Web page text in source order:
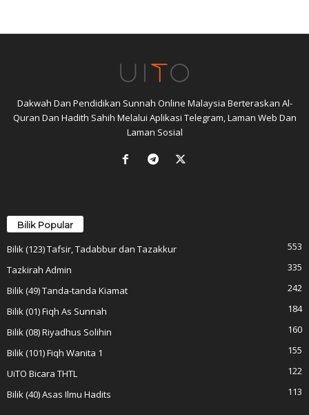
Dakwah Dan Pendidikan Sunnah Online Malaysia Berteraskan Al-
Quran Dan Hadith Sahih Melalui Aplikasi Telegram, Laman Web Dan
Laman Sosial
Bilik Popular
Bilik (123) Tafsir, Tadabbur dan Tazakkur
553
Tazkirah Admin
335
Bilik (49) Tanda-tanda Kiamat
242
Bilik (01) Fiqh As Sunnah
184
Bilik (08) Riyadhus Solihin
160
Bilik (101) Fiqh Wanita 1
155
UiTO Bicara THTL
122
Bilik (40) Asas Ilmu Hadits
113